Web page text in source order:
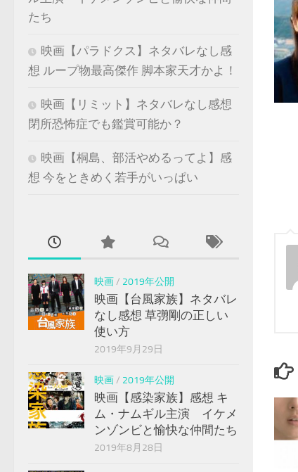
たち
映画【パラドクス】ネタバレなし感
想 ループ物最高傑作 脚本家天才かよ！
映画【リミット】ネタバレなし感想
閉所恐怖症でも鑑賞可能か？
映画【桐島、部活やめるってよ】感
想 今をときめく若手がいっぱい
映画/ 2019年公開
映画【台風家族】ネタバレ
なし感想 草彅剛の正しい
使い方
2019年9月29日
映画/ 2019年公開
映画【感染家族】感想 キ
ム・ナムギル主演 イケメ
ンゾンビと愉快な仲間たち
2019年8月28日